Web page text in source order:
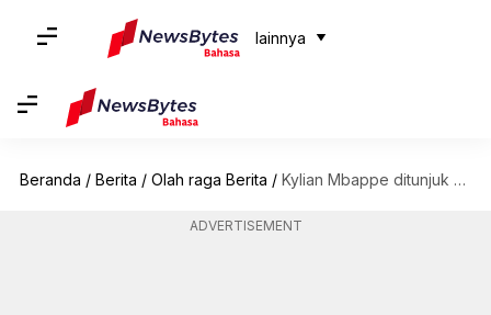
lainnya
Beranda / Berita / Olah raga Berita / Kylian Mbappe ditunjuk sebagai kapten tim sepak bola Prancis: Inilah statistiknya
ADVERTISEMENT